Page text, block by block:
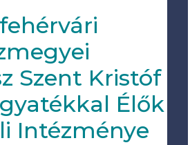
Szent Kristóf
Élők
Intézménye